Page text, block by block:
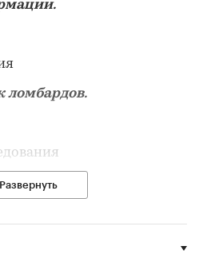
ломбардов.
– анализ
на Рынке.
Развернуть